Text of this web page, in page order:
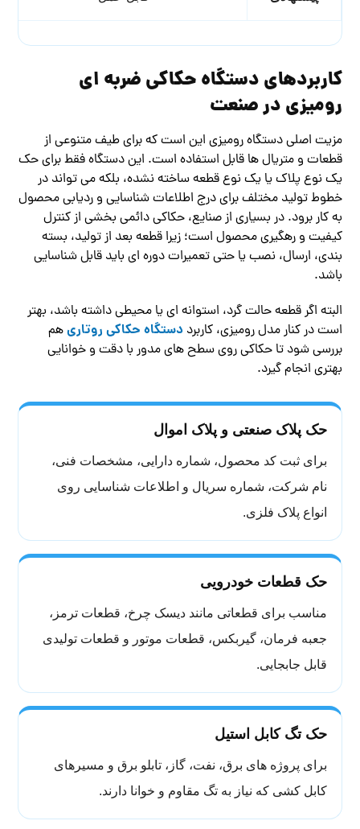
کاربردهای دستگاه حکاکی ضربه ای
رومیزی در صنعت
مزیت اصلی دستگاه رومیزی این است که برای طیف متنوعی از
قطعات و متریال ها قابل استفاده است. این دستگاه فقط برای حک
یک نوع پلاک یا یک نوع قطعه ساخته نشده، بلکه می تواند در
خطوط تولید مختلف برای درج اطلاعات شناسایی و ردیابی محصول
به کار برود. در بسیاری از صنایع، حکاکی دائمی بخشی از کنترل
کیفیت و رهگیری محصول است؛ زیرا قطعه بعد از تولید، بسته
بندی، ارسال، نصب یا حتی تعمیرات دوره ای باید قابل شناسایی
باشد.
البته اگر قطعه حالت گرد، استوانه ای یا محیطی داشته باشد، بهتر
است در کنار مدل رومیزی، کاربرد دستگاه حکاکی روتاریهم
بررسی شود تا حکاکی روی سطح های مدور با دقت و خوانایی
بهتری انجام گیرد.
حک پلاک صنعتی و پلاک اموال
برای ثبت کد محصول، شماره دارایی، مشخصات فنی،
نام شرکت، شماره سریال و اطلاعات شناسایی روی
انواع پلاک فلزی.
حک قطعات خودرویی
مناسب برای قطعاتی مانند دیسک چرخ، قطعات ترمز،
جعبه فرمان، گیربکس، قطعات موتور و قطعات تولیدی
قابل جابجایی.
حک تگ کابل استیل
برای پروژه های برق، نفت، گاز، تابلو برق و مسیرهای
کابل کشی که نیاز به تگ مقاوم و خوانا دارند.